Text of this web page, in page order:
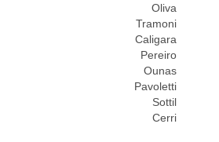
Oliva
Tramoni
Caligara
Pereiro
Ounas
Pavoletti
Sottil
Cerri